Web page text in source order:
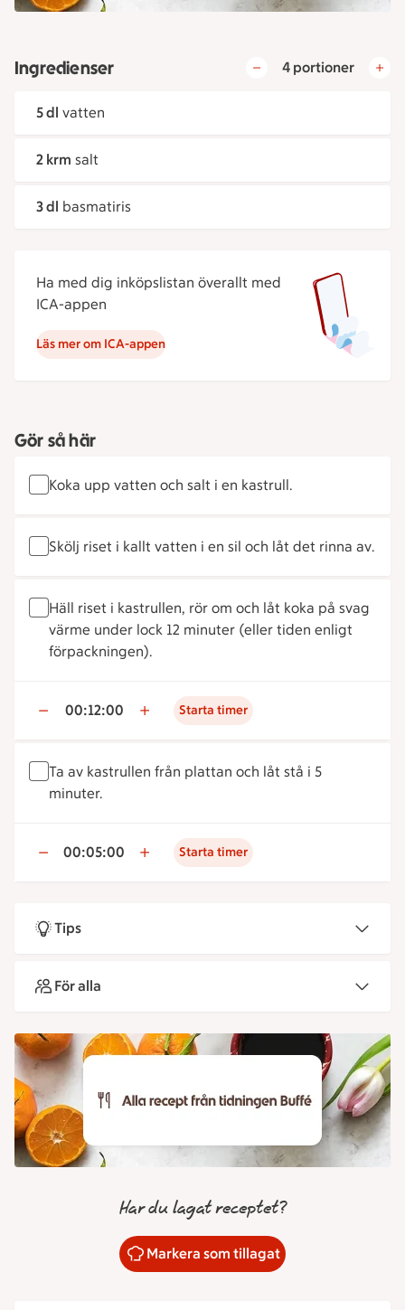
Ingredienser 4 portioner
5 dl vatten
2 krm salt
3 dl basmatiris
Ha med dig inköpslistan överallt med
ICA-appen
Läs mer om ICA-appen
Gör så här
Koka upp vatten och salt i en kastrull.
Skölj riset i kallt vatten i en sil och låt det rinna av.
Häll riset i kastrullen, rör om och låt koka på svag
värme under lock 12 minuter (eller tiden enligt
förpackningen).
00:12:00 Starta timer
Ta av kastrullen från plattan och låt stå i 5
minuter.
00:05:00 Starta timer
Tips
För alla
Har du lagat receptet?
Markera som tillagat